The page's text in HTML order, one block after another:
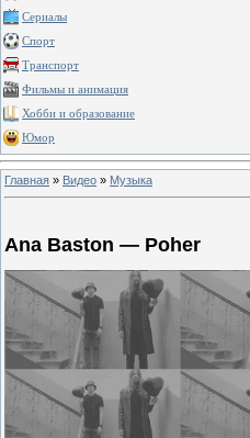
Сериалы
Спорт
Транспорт
Фильмы и анимация
Хобби и образование
Юмор
Главная » Видео » Музыка
Ana Baston — Poher